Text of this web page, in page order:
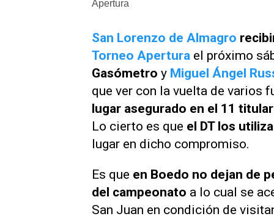
Apertura
San Lorenzo de Almagro
Torneo Apertura el próximo
Gasómetro y Miguel Ángel
que ver con la vuelta de varios
lugar asegurado en el 11
Lo cierto es que el DT los
lugar en dicho compromiso.
Es que en Boedo no dejan de
del campeonato a lo cual se
San Juan en condición de